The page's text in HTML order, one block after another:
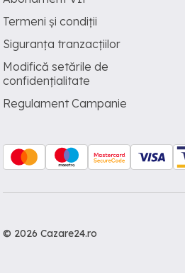
Termeni și condiții
Siguranța tranzacțiilor
Modifică setările de
confidențialitate
Regulament Campanie
© 2026 Cazare24.ro